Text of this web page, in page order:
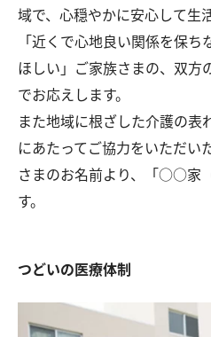
域で、心穏やかに安心して生
「近くで心地良い関係を保
ほしい」ご家族さまの、双方
でお応えします。
また地域に根ざした介護の表
にあたってご協力をいただい
さまのお名前より、「○○家
す。
つどいの医療体制